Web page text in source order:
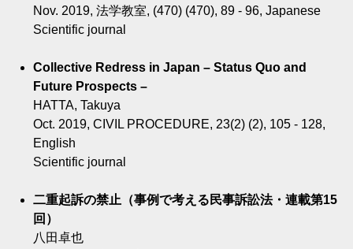
Nov. 2019, 法学教室, (470) (470), 89 - 96, Japanese
Scientific journal
Collective Redress in Japan – Status Quo and
Future Prospects –
HATTA, Takuya
Oct. 2019, CIVIL PROCEDURE, 23(2) (2), 105 - 128,
English
Scientific journal
二重起訴の禁止（事例で考える民事訴訟法・連載第15
回）
八田卓也